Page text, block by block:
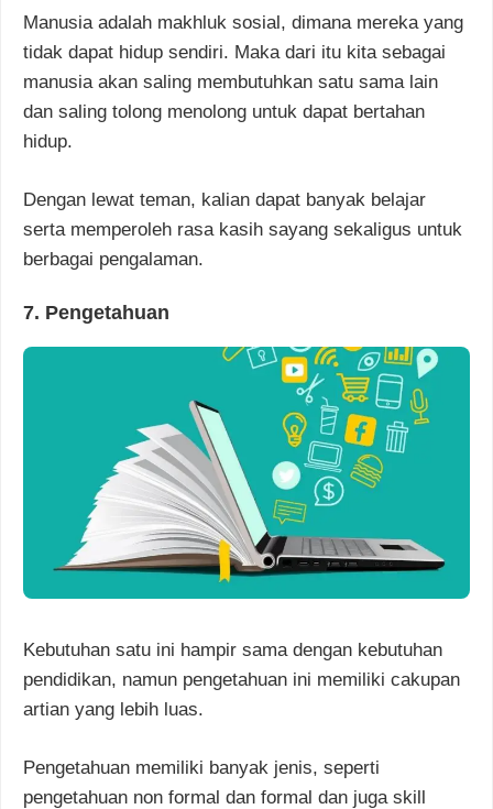
Manusia adalah makhluk sosial, dimana mereka yang
tidak dapat hidup sendiri. Maka dari itu kita sebagai
manusia akan saling membutuhkan satu sama lain
dan saling tolong menolong untuk dapat bertahan
hidup.
Dengan lewat teman, kalian dapat banyak belajar
serta memperoleh rasa kasih sayang sekaligus untuk
berbagai pengalaman.
7. Pengetahuan
Kebutuhan satu ini hampir sama dengan kebutuhan
pendidikan, namun pengetahuan ini memiliki cakupan
artian yang lebih luas.
Pengetahuan memiliki banyak jenis, seperti
pengetahuan non formal dan formal dan juga skill